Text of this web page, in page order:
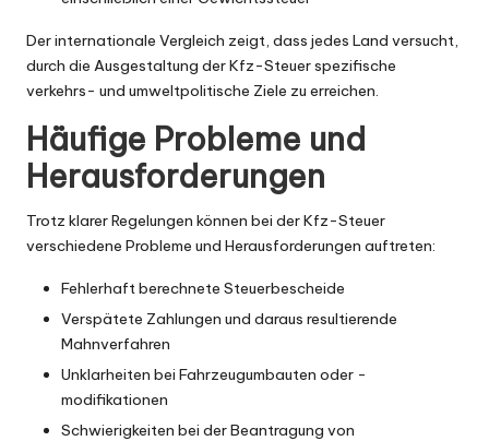
Der internationale Vergleich zeigt, dass jedes Land versucht,
durch die Ausgestaltung der Kfz-Steuer spezifische
verkehrs- und umweltpolitische Ziele zu erreichen.
Häufige Probleme und
Herausforderungen
Trotz klarer Regelungen können bei der Kfz-Steuer
verschiedene Probleme und Herausforderungen auftreten:
Fehlerhaft berechnete Steuerbescheide
Verspätete Zahlungen und daraus resultierende
Mahnverfahren
Unklarheiten bei Fahrzeugumbauten oder -
modifikationen
Schwierigkeiten bei der Beantragung von